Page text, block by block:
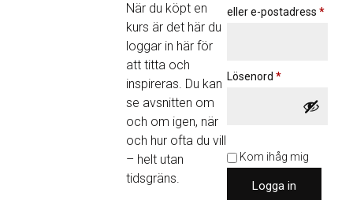
När du köpt en
kurs är det här du
loggar in här för
att titta och
inspireras. Du kan
se avsnitten om
och om igen, när
och hur ofta du vill
– helt utan
tidsgräns.
eller e-postadress *
Lösenord *
Kom ihåg mig
Logga in